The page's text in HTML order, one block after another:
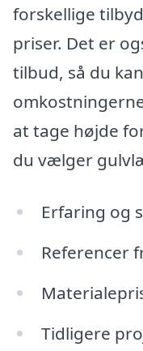
forskellige
priser. Det er
tilbud, så du
at tage højde
du vælger
Erfaring og
Referencer
Tidligere